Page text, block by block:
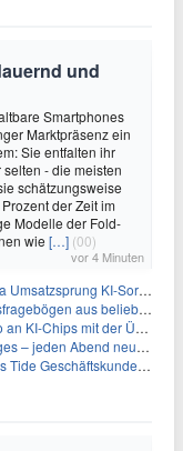
und
Smartphones
Marktpräsenz ein
Sie entfalten ihr
- die meisten
schätzungsweise
der Zeit im
Modelle der Fold-
wie […] (00)
vor 4 Minuten
KI-Sorgen dämpft
Texten und sagt Antworten voraus
mit der Übernahme von Taalas
neue Deals zum Stöbern
Geschäftskundenkonto